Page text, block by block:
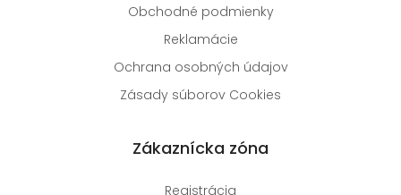
Obchodné podmienky
Reklamácie
Ochrana osobných údajov
Zásady súborov Cookies
Zákaznícka zóna
Registrácia